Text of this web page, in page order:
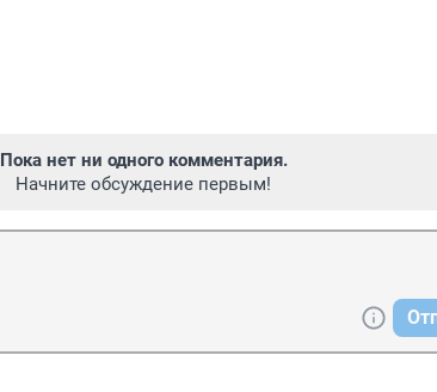
Пока нет ни одного комментария.
Начните обсуждение первым!